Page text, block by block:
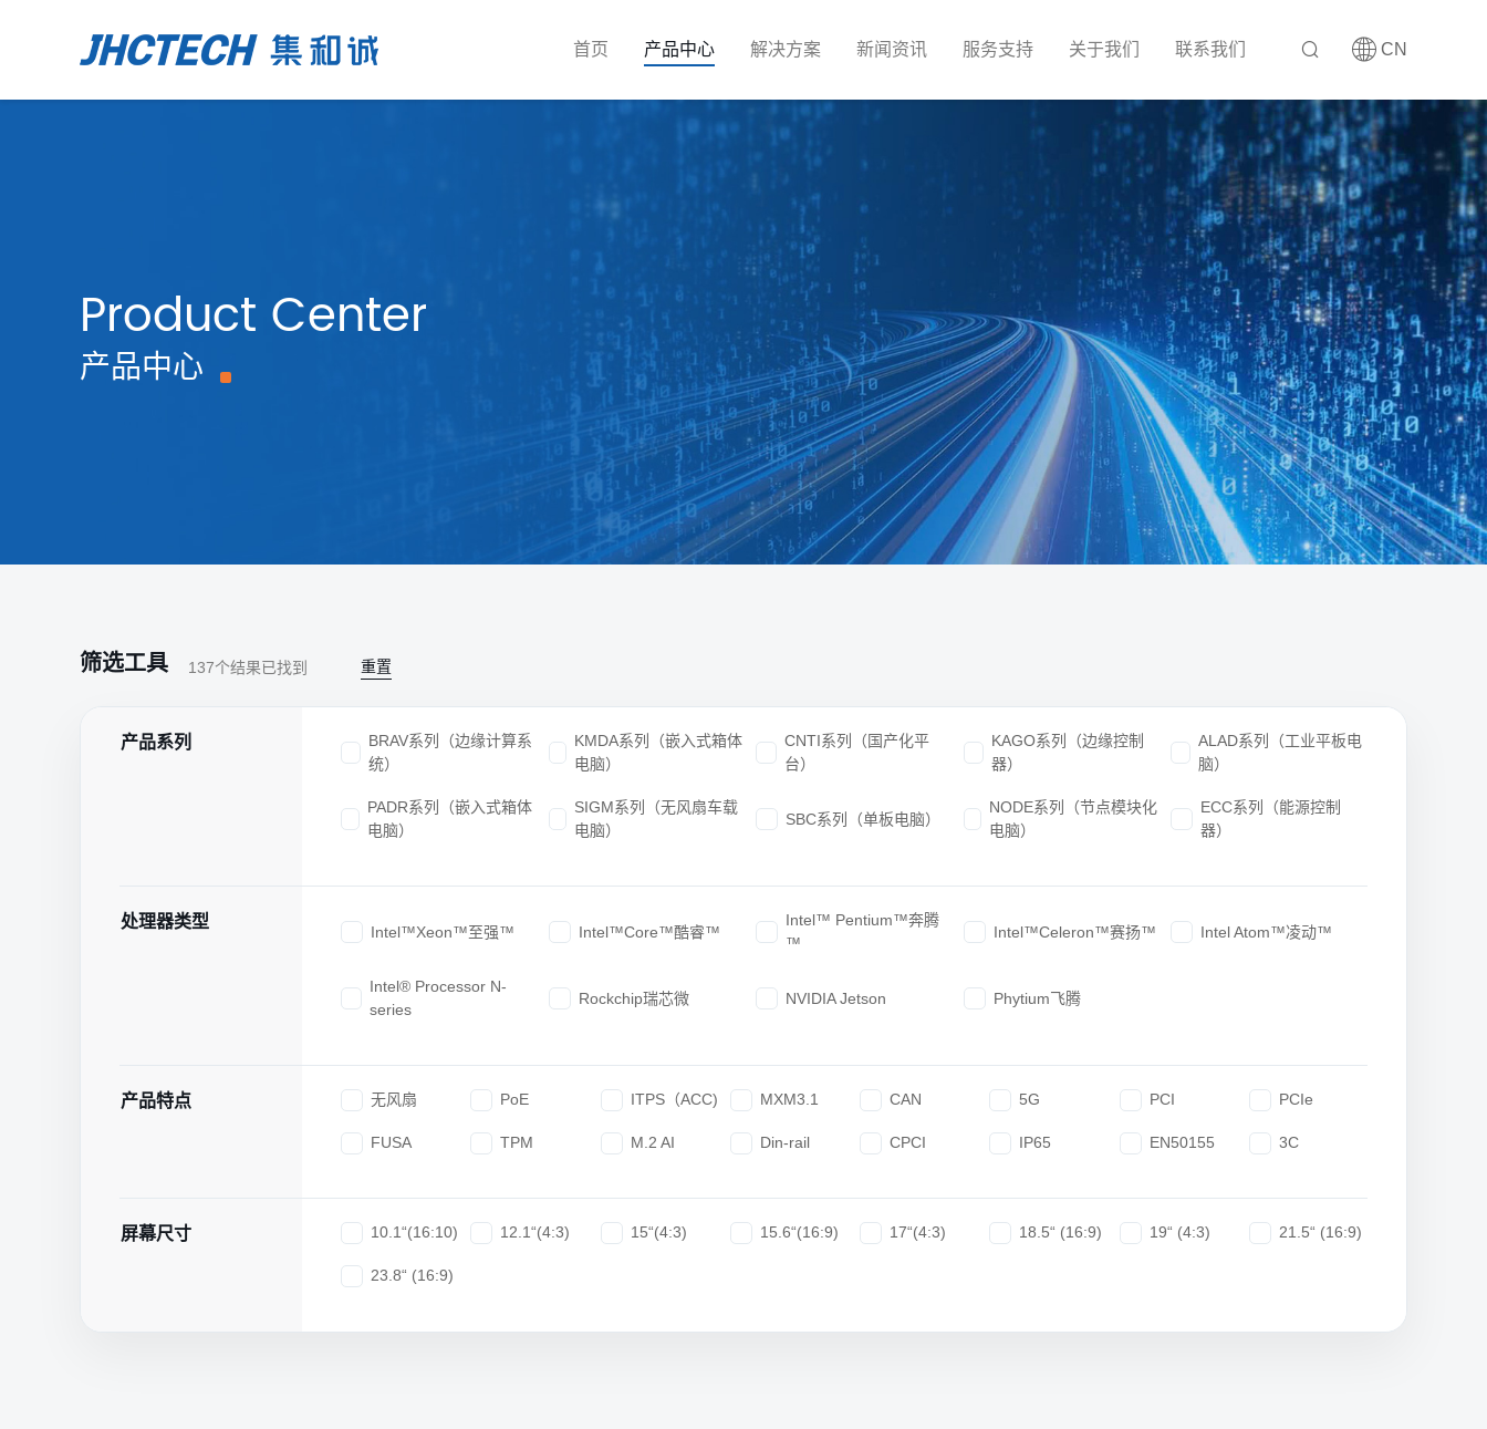
CN
首页 产品中心 解决方案 新闻资讯 服务支持 关于我们 联系我们
Product Center
产品中心
筛选工具 137个结果已找到 重置
产品系列
BRAV系列（边缘计算系
统）
KMDA系列（嵌入式箱体
电脑）
CNTI系列（国产化平
台）
KAGO系列（边缘控制
器）
ALAD系列（工业平板电
脑）
PADR系列（嵌入式箱体
电脑）
SIGM系列（无风扇车载
电脑）
SBC系列（单板电脑）
NODE系列（节点模块化
电脑）
ECC系列（能源控制
器）
处理器类型
Intel™Xeon™至强™ Intel™Core™酷睿™
Intel™ Pentium™奔腾
™
Intel™Celeron™赛扬™ Intel Atom™凌动™
Intel® Processor N-
series
Rockchip瑞芯微 NVIDIA Jetson Phytium飞腾
产品特点 无风扇 PoE ITPS（ACC) MXM3.1 CAN 5G PCI PCIe
FUSA TPM M.2 AI Din-rail CPCI IP65 EN50155 3C
屏幕尺寸 10.1“(16:10) 12.1“(4:3) 15“(4:3) 15.6“(16:9) 17“(4:3) 18.5“ (16:9) 19“ (4:3) 21.5“ (16:9)
23.8“ (16:9)